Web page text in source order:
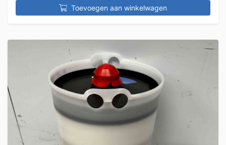
Toevoegen aan winkelwagen